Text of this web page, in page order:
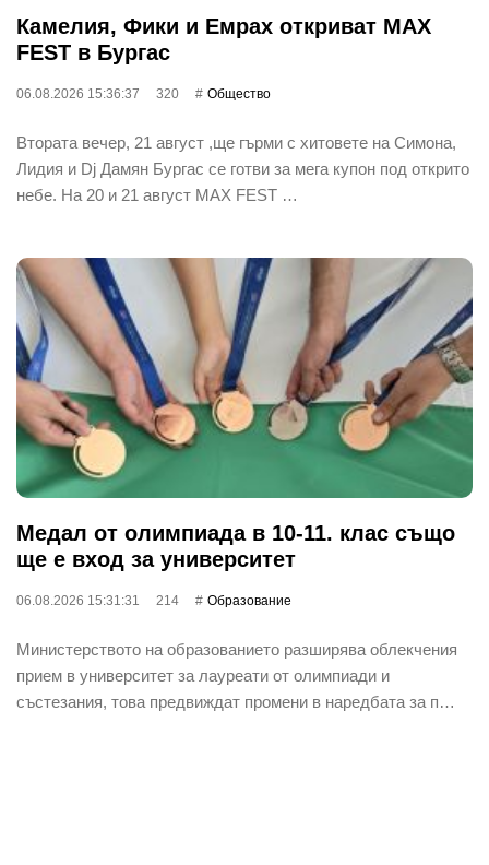
Камелия, Фики и Емрах откриват MAX
FEST в Бургас
06.08.2026 15:36:37 320 Общество
Втората вечер, 21 август ,ще гърми с хитовете на Симона,
Лидия и Dj Дамян Бургас се готви за мега купон под открито
небе. На 20 и 21 август MAX FEST …
Медал от олимпиада в 10-11. клас също
ще е вход за университет
06.08.2026 15:31:31 214 Oбразование
Министерството на образованието разширява облекчения
прием в университет за лауреати от олимпиади и
състезания, това предвиждат промени в наредбата за п…